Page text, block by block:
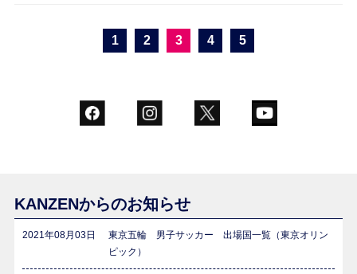
1 2 3 4 5
KANZENからのお知らせ
2021年08月03日
東京五輪 男子サッカー 出場国一覧（東京オリン
ピック）